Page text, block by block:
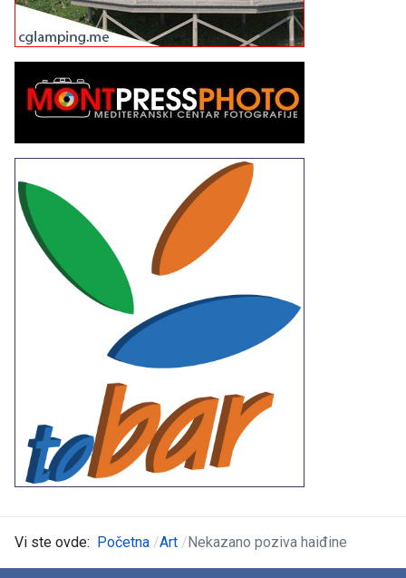
Vi ste ovde: Početna Art Nekazano poziva haiđine